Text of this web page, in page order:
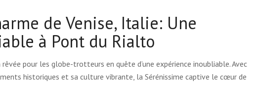
de Venise, Italie: Une
à Pont du Rialto
pour les globe-trotteurs en quête d’une expérience inoubliable. Avec
historiques et sa culture vibrante, la Sérénissime captive le cœur de